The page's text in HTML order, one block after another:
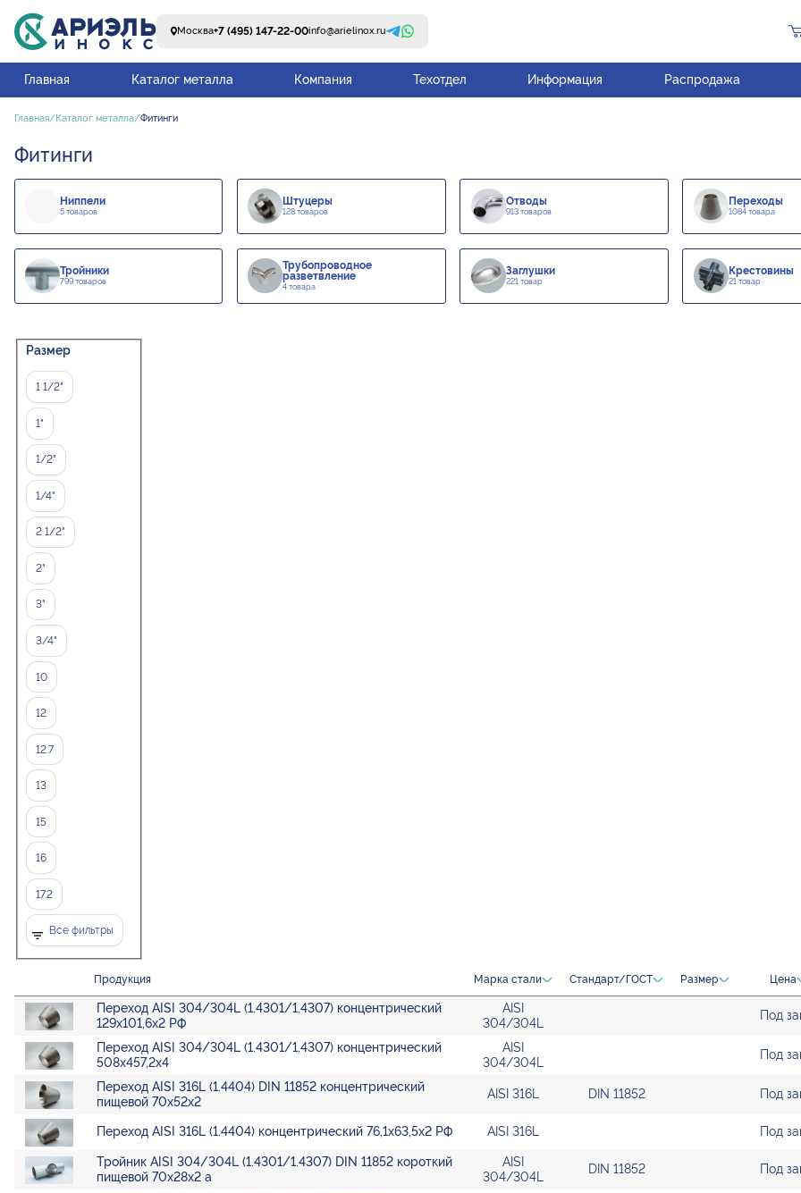
Москва+7 (495) 147-22-00info@arielinox.ru
Главная Каталог металла Компания Техотдел Информация Распродажа
Главная Каталог металла Фитинги
Фитинги
Ниппели
5 товаров
Штуцеры
128 товаров
Отводы
913 товаров
Переходы
1084 товара
Тройники
799 товаров
Трубопроводное
разветвление
4 товара
Заглушки
221 товар
Крестовины
21 товар
Размер
1 1/2"
1"
1/2"
1/4"
2 1/2"
2"
3"
3/4"
10
12
12.7
13
15
16
17.2
Все фильтры
Продукция Марка стали Стандарт/ГОСТ Размер Цена
Переход AISI 304/304L (1.4301/1.4307) концентрический
129х101,6х2 РФ
AISI
304/304L
Под
Переход AISI 304/304L (1.4301/1.4307) концентрический
508х457,2х4
AISI
304/304L
Под
Переход AISI 316L (1.4404) DIN 11852 концентрический
пищевой 70х52х2
AISI 316L DIN 11852 Под
Переход AISI 316L (1.4404) концентрический 76,1х63,5х2 РФ AISI 316L Под
Тройник AISI 304/304L (1.4301/1.4307) DIN 11852 короткий
пищевой 70х28х2 а
AISI
304/304L
DIN 11852 Под